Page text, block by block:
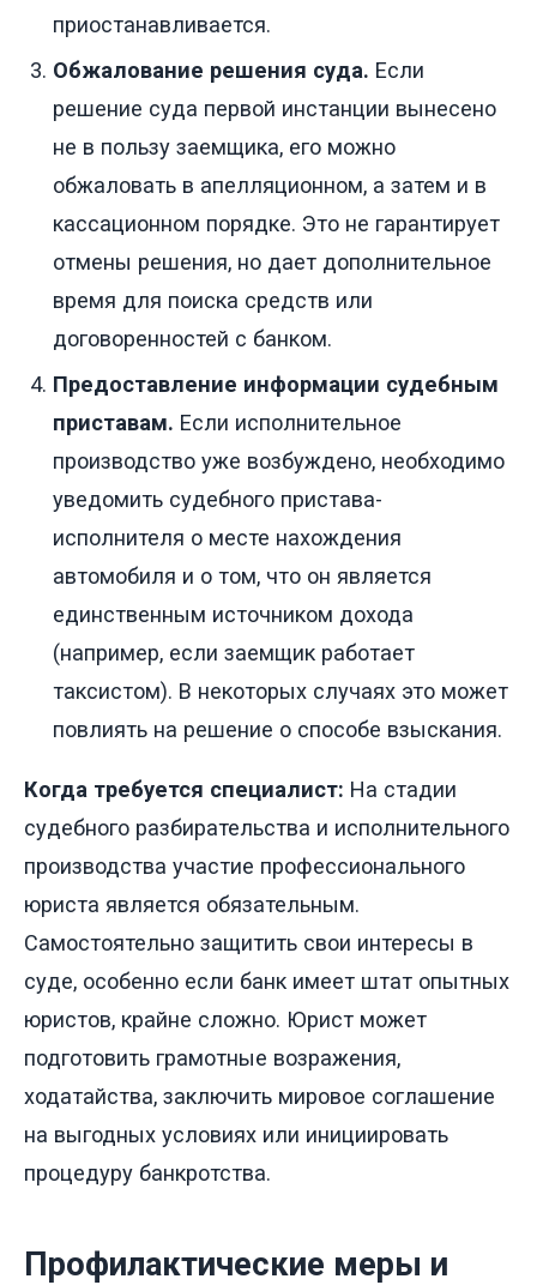
приостанавливается.
Обжалование решения суда. Если
решение суда первой инстанции вынесено
не в пользу заемщика, его можно
обжаловать в апелляционном, а затем и в
кассационном порядке. Это не гарантирует
отмены решения, но дает дополнительное
время для поиска средств или
договоренностей с банком.
Предоставление информации судебным
приставам. Если исполнительное
производство уже возбуждено, необходимо
уведомить судебного пристава-
исполнителя о месте нахождения
автомобиля и о том, что он является
единственным источником дохода
(например, если заемщик работает
таксистом). В некоторых случаях это может
повлиять на решение о способе взыскания.
Когда требуется специалист: На стадии
судебного разбирательства и исполнительного
производства участие профессионального
юриста является обязательным.
Самостоятельно защитить свои интересы в
суде, особенно если банк имеет штат опытных
юристов, крайне сложно. Юрист может
подготовить грамотные возражения,
ходатайства, заключить мировое соглашение
на выгодных условиях или инициировать
процедуру банкротства.
Профилактические меры и